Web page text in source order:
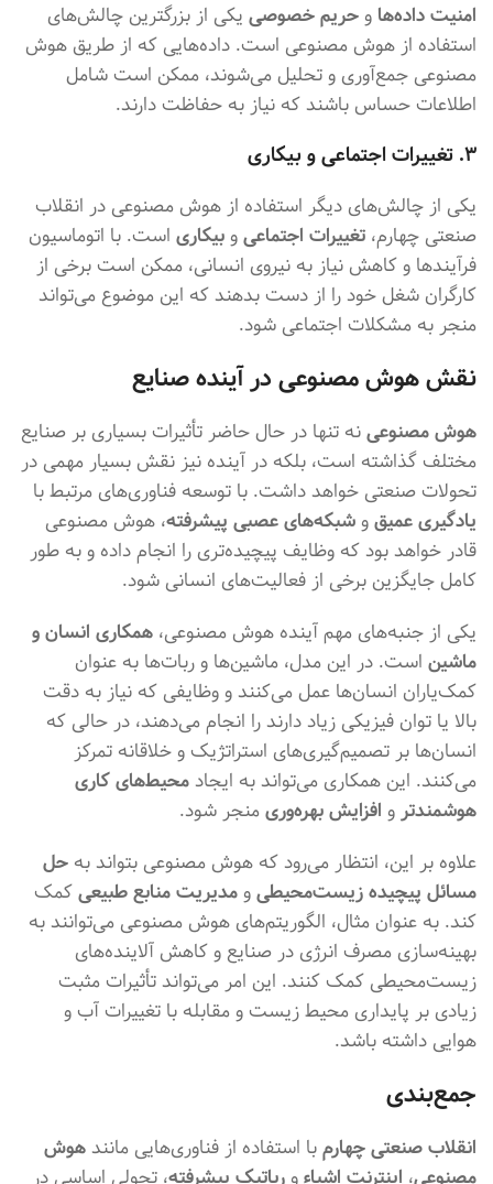
امنیت داده‌هاو حریم خصوصی یکی از بزرگترین چالش‌های
استفاده از هوش مصنوعی است. داده‌هایی که از طریق هوش
مصنوعی جمع‌آوری و تحلیل می‌شوند، ممکن است شامل
اطلاعات حساس باشند که نیاز به حفاظت دارند.
۳. تغییرات اجتماعی و بیکاری
یکی از چالش‌های دیگر استفاده از هوش مصنوعی در انقلاب
صنعتی چهارم، تغییرات اجتماعیو بیکاری است. با اتوماسیون
فرآیندها و کاهش نیاز به نیروی انسانی، ممکن است برخی از
کارگران شغل خود را از دست بدهند که این موضوع می‌تواند
منجر به مشکلات اجتماعی شود.
نقش هوش مصنوعی در آینده صنایع
هوش مصنوعینه تنها در حال حاضر تأثیرات بسیاری بر صنایع
مختلف گذاشته است، بلکه در آینده نیز نقش بسیار مهمی در
تحولات صنعتی خواهد داشت. با توسعه فناوری‌های مرتبط با
یادگیری عمیقو شبکه‌های عصبی پیشرفته، هوش مصنوعی
قادر خواهد بود که وظایف پیچیده‌تری را انجام داده و به طور
کامل جایگزین برخی از فعالیت‌های انسانی شود.
یکی از جنبه‌های مهم آینده هوش مصنوعی، همکاری انسان و
ماشین است. در این مدل، ماشین‌ها و ربات‌ها به عنوان
کمک‌یاران انسان‌ها عمل می‌کنند و وظایفی که نیاز به دقت
بالا یا توان فیزیکی زیاد دارند را انجام می‌دهند، در حالی که
انسان‌ها بر تصمیم‌گیری‌های استراتژیک و خلاقانه تمرکز
می‌کنند. این همکاری می‌تواند به ایجاد محیط‌های کاری
هوشمندتر و افزایش بهره‌وریمنجر شود.
علاوه بر این، انتظار می‌رود که هوش مصنوعی بتواند به حل
مسائل پیچیده زیست‌محیطیو مدیریت منابع طبیعیکمک
کند. به عنوان مثال، الگوریتم‌های هوش مصنوعی می‌توانند به
بهینه‌سازی مصرف انرژی در صنایع و کاهش آلاینده‌های
زیست‌محیطی کمک کنند. این امر می‌تواند تأثیرات مثبت
زیادی بر پایداری محیط زیست و مقابله با تغییرات آب و
هوایی داشته باشد.
جمع‌بندی
انقلاب صنعتی چهارمبا استفاده از فناوری‌هایی مانندهوش
مصنوعی، اینترنت اشیاءو رباتیک پیشرفته، تحولی اساسی در